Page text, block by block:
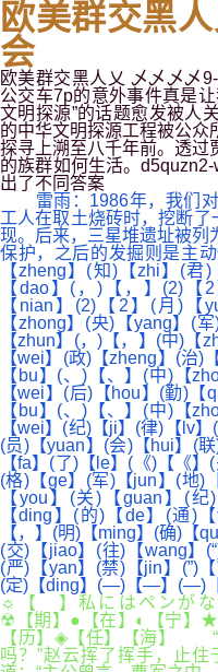
欧美群交黑
会
欧美群交黑人乂 乄乄乄乄
公交车7p的意外事件真是
文明探源”的话题愈发被人
的中华文明探源工程被公众
探寻上溯至八千年前。透过
的族群如何生活。
出了不同答案
雷雨： 1986年，我们
工人在取土烧砖时，挖断了
现。后来，三星堆遗址被列
保护，之后的发掘则是主动
【zheng】(知)【zhi】(
【dao】(，)【，】(2)
【nian】(2)【2】(月)
【zhong】(央)【yang】(
【zhun】(，)【，】(中)【
【wei】(政)【zheng】(治)
【bu】(、)【、】(中)【
【wei】(后)【hou】(勤)
【bu】(、)【、】(中)【
【wei】(纪)【ji】(律)【lv
(员)【yuan】(会)【hui】(
【fa】(了)【le】(《)【《
(格)【ge】(军)【jun】(地)
【you】(关)【guan】(
【ding】(的)【de】(通)
【，】(明)【ming】(确)【
(交)【jiao】(往)【wang】
(严)【yan】(禁)【jin】(”)
(定)【ding】(—)【—】(—)
☼【 】私にはペンがな
☢【期】●【在】◐【宁】★
【历】◈【任】【海】 “
吗？”赵云挥了挥手，止